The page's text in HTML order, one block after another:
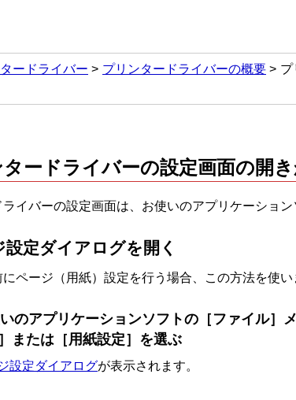
ードライバー プリンタードライバーの概要
プ
ードライバーの設定画面の開
イバーの設定画面は、お使いのアプリケーション
設定ダイアログを開く
ページ（用紙）設定を行う場合、この方法を使い
のアプリケーションソフトの ［ファイル］
または ［用紙設定］ を選ぶ
設定ダイアログが表示されます。